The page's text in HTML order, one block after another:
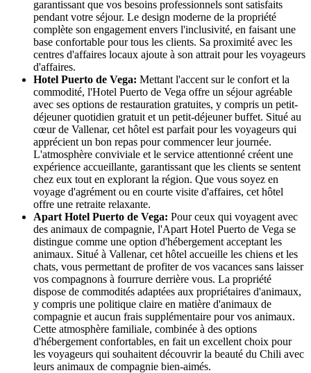
garantissant que vos besoins professionnels sont satisfaits
pendant votre séjour. Le design moderne de la propriété
complète son engagement envers l'inclusivité, en faisant une
base confortable pour tous les clients. Sa proximité avec les
centres d'affaires locaux ajoute à son attrait pour les voyageurs
d'affaires.
Hotel Puerto de Vega: Mettant l'accent sur le confort et la
commodité, l'Hotel Puerto de Vega offre un séjour agréable
avec ses options de restauration gratuites, y compris un petit-
déjeuner quotidien gratuit et un petit-déjeuner buffet. Situé au
cœur de Vallenar, cet hôtel est parfait pour les voyageurs qui
apprécient un bon repas pour commencer leur journée.
L'atmosphère conviviale et le service attentionné créent une
expérience accueillante, garantissant que les clients se sentent
chez eux tout en explorant la région. Que vous soyez en
voyage d'agrément ou en courte visite d'affaires, cet hôtel
offre une retraite relaxante.
Apart Hotel Puerto de Vega: Pour ceux qui voyagent avec
des animaux de compagnie, l'Apart Hotel Puerto de Vega se
distingue comme une option d'hébergement acceptant les
animaux. Situé à Vallenar, cet hôtel accueille les chiens et les
chats, vous permettant de profiter de vos vacances sans laisser
vos compagnons à fourrure derrière vous. La propriété
dispose de commodités adaptées aux propriétaires d'animaux,
y compris une politique claire en matière d'animaux de
compagnie et aucun frais supplémentaire pour vos animaux.
Cette atmosphère familiale, combinée à des options
d'hébergement confortables, en fait un excellent choix pour
les voyageurs qui souhaitent découvrir la beauté du Chili avec
leurs animaux de compagnie bien-aimés.